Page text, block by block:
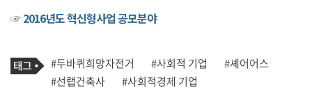
☞2016년도 혁신형사업 공모분야
기
사
관
련
태
그
#두바퀴희망자전거 #사회적 기업
#셰어어스
#선랩건축사
#사회적경제 기업